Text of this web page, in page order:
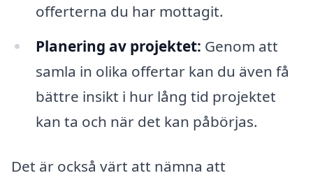
offerterna du har mottagit.
Planering av projektet: Genom att
samla in olika offertar kan du även få
bättre insikt i hur lång tid projektet
kan ta och när det kan påbörjas.
Det är också värt att nämna att